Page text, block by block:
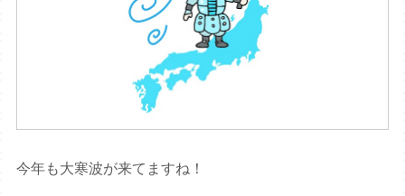
今年も大寒波が来てますね！